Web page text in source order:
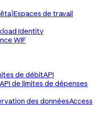
Espaces de travail
Identity
WIF
de débitAPI
API de limites de dépenses
des donnéesAccess